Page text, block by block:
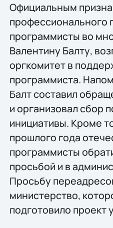
Официальным
профессионального
программисты во
Валентину Балту,
оргкомитет в
программиста.
Балт составил
и организовал сбор
инициативы. Кроме
прошлого года
программисты
просьбой и в
Просьбу
министерство,
подготовило проект